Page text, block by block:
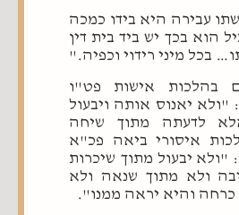
עבירה היא בידו כמכה
הוא בכך יש ביד בית דין
בכל מיני רידוי וכפיה."
בהלכות אישות פט"ו
"ולא יאנוס אותה ויבעול
לדעתה מתוך שיחה
איסורי ביאה פכ"א
יבעול מתוך שיכרות
ולא מתוך שנאה ולא
כרחה והיא יראה ממנו".